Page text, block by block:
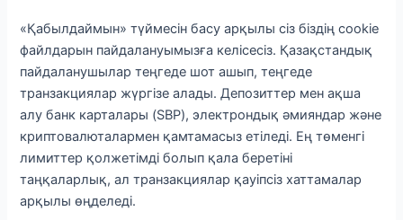
«Қабылдаймын» түймесін басу арқылы сіз біздің cookie
файлдарын пайдалануымызға келісесіз. Қазақстандық
пайдаланушылар теңгеде шот ашып, теңгеде
транзакциялар жүргізе алады. Депозиттер мен ақша
алу банк карталары (SBP), электрондық әмияндар және
криптовалюталармен қамтамасыз етіледі. Ең төменгі
лимиттер қолжетімді болып қала беретіні
таңқаларлық, ал транзакциялар қауіпсіз хаттамалар
арқылы өңделеді.